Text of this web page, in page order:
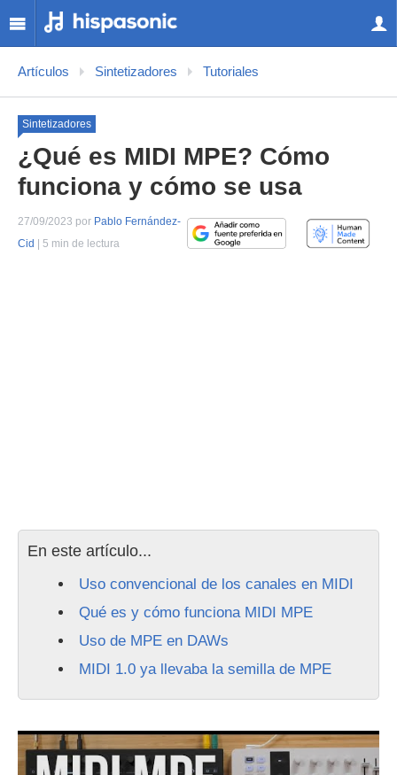
Artículos Sintetizadores Tutoriales
Sintetizadores
¿Qué es MIDI MPE? Cómo
funciona y cómo se usa
27/09/2023 por Pablo Fernández-
Cid
| 5 min de lectura
En este artículo...
Uso convencional de los canales en MIDI
Qué es y cómo funciona MIDI MPE
Uso de MPE en DAWs
MIDI 1.0 ya llevaba la semilla de MPE